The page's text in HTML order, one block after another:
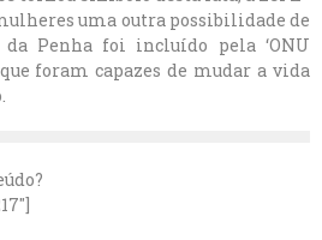
uma outra possibilidade de
Penha foi incluído pela ‘ONU
foram capazes de mudar a vida